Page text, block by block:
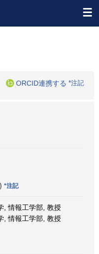
ORCID連携する *注記
*注記
, 情報工学部, 教授
, 情報工学部, 教授